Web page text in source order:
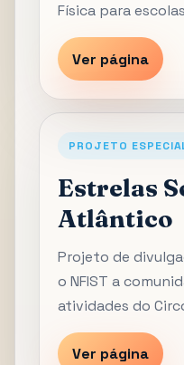
Física para
Ver página
PROJETO
Estrelas
Atlântico
Projeto de
o NFIST a
atividades do
Ver página